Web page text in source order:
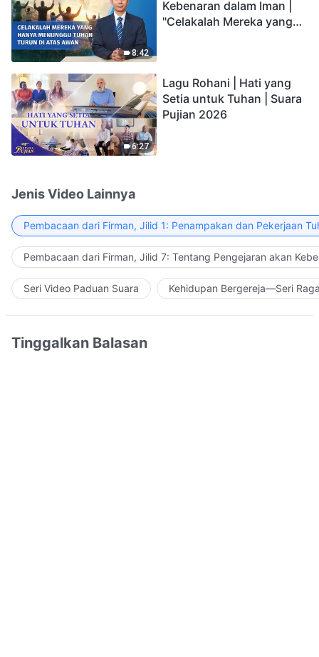
8:42
Kebenaran dalam Iman |
"Celakalah Mereka yang
6:27
Lagu Rohani | Hati yang
Setia untuk Tuhan | Suara
Pujian 2026
Jenis Video Lainnya
Pembacaan dari Firman, Jilid 1: Penampakan dan Pekerjaan
Pembacaan dari Firman, Jilid 7: Tentang Pengejaran akan
Seri Video Paduan Suara Kehidupan Bergereja—Seri
Tinggalkan Balasan